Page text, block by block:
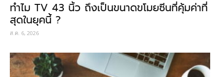
ทำไม TV 43 นิ้ว ถึงเป็นขนาดขโมยซีนที่คุ้มค่าที่
สุดในยุคนี้ ?
ส.ค. 6, 2026